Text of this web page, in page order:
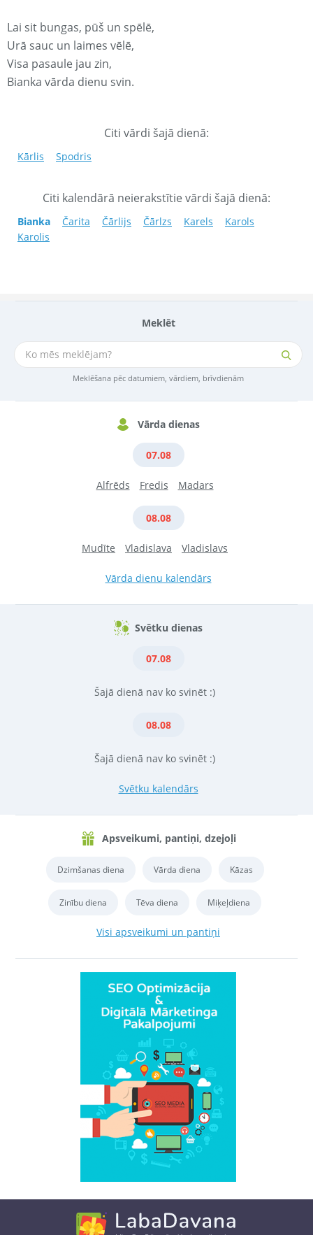
Meklēt
Meklēšana pēc datumiem, vārdiem, brīvdienām
Vārda dienas
07.08
Alfrēds Fredis Madars
08.08
Mudīte Vladislava Vladislavs
Vārda dienu kalendārs
Svētku dienas
07.08
Šajā dienā nav ko svinēt :)
08.08
Šajā dienā nav ko svinēt :)
Svētku kalendārs
Apsveikumi, pantiņi, dzejoļi
Dzimšanas diena Vārda diena Kāzas
Zinību diena Tēva diena Miķeļdiena
Visi apsveikumi un pantiņi
Lai sit bungas, pūš un spēlē,
Urā sauc un laimes vēlē,
Visa pasaule jau zin,
Bianka vārda dienu svin.
Citi vārdi šajā dienā:
Kārlis Spodris
Citi kalendārā neierakstītie vārdi šajā dienā:
Bianka Čarita Čārlijs Čārlzs Karels
Karols
Karolis